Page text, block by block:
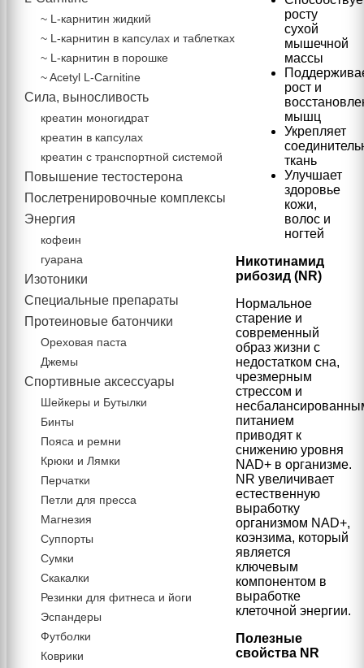
росту
сухой
мышечной
массы
рост и
мышц
Укрепляет
ткань
Улучшает
здоровье
кожи,
волос и
ногтей
Никотинамид
рибозид (NR)
Нормальное
старение и
современный
образ жизни с
недостатком сна,
чрезмерным
стрессом и
питанием
приводят к
снижению уровня
NAD+ в организме.
NR увеличивает
естественную
выработку
организмом NAD+,
коэнзима, который
является
ключевым
компонентом в
выработке
клеточной энергии.
Полезные
свойства NR
~ L-карнитин жидкий
~ L-карнитин в капсулах и таблетках
~ L-карнитин в порошке
~ Acetyl L-Carnitine
Сила, выносливость
креатин моногидрат
креатин в капсулах
креатин с транспортной системой
Повышение тестостерона
Послетренировочные комплексы
Энергия
кофеин
гуарана
Изотоники
Специальные препараты
Протеиновые батончики
Ореховая паста
Джемы
Спортивные аксессуары
Шейкеры и Бутылки
Бинты
Пояса и ремни
Крюки и Лямки
Перчатки
Петли для пресса
Магнезия
Суппорты
Сумки
Скакалки
Резинки для фитнеса и йоги
Эспандеры
Футболки
Коврики